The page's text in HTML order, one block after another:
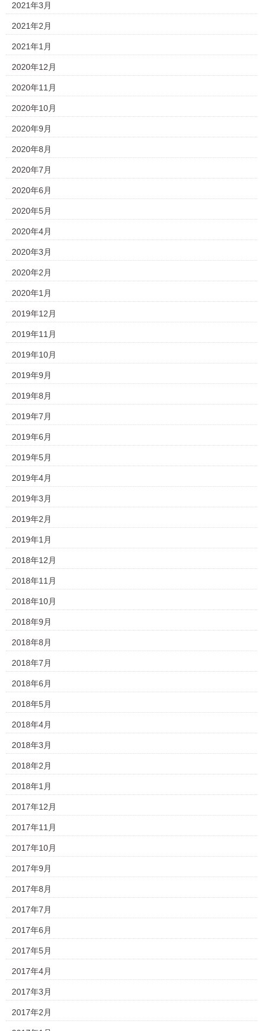
2021年3月
2021年2月
2021年1月
2020年12月
2020年11月
2020年10月
2020年9月
2020年8月
2020年7月
2020年6月
2020年5月
2020年4月
2020年3月
2020年2月
2020年1月
2019年12月
2019年11月
2019年10月
2019年9月
2019年8月
2019年7月
2019年6月
2019年5月
2019年4月
2019年3月
2019年2月
2019年1月
2018年12月
2018年11月
2018年10月
2018年9月
2018年8月
2018年7月
2018年6月
2018年5月
2018年4月
2018年3月
2018年2月
2018年1月
2017年12月
2017年11月
2017年10月
2017年9月
2017年8月
2017年7月
2017年6月
2017年5月
2017年4月
2017年3月
2017年2月